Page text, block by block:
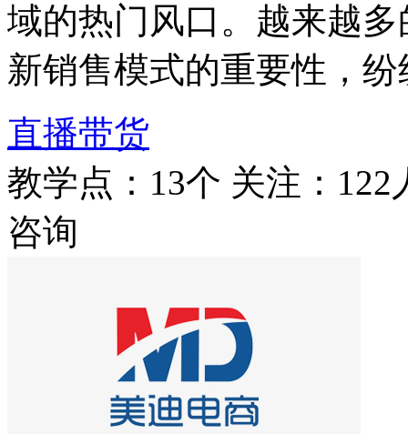
域的热门风口。越来越
新销售模式的重要性，
直播带货
教学点：13个 关注：122
咨询